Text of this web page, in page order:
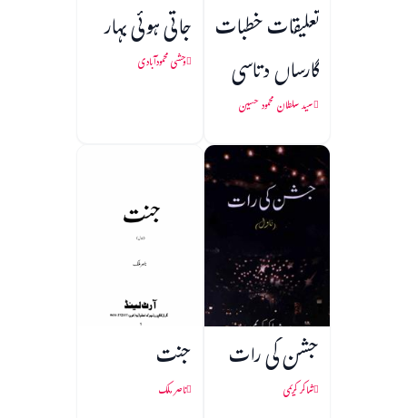
تعلیقات خطبات
گارساں دتاسی
سید سلطان محمود حسین
جاتی ہوئی بہار
وحشی محمودآبادی
جشن کی رات
شاکر کریمی
جنت
ناصر ملک